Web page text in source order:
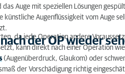
das Auge mit speziellen Lösungen
künstliche Augenflüssigkeit vom Auge
der OP wieder
da jede Operation andere
kann direkt nach einer Operation
(Augenüberdruck, Glaukom) oder
der Vorschädigung richtig